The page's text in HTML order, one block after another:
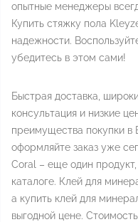
опытные менеджеры
Купить стяжку пола
надежности.
убедитесь в этом сами!
Быстрая доставка,
консультация и низкие
преимущества покупки в
оформляйте заказ уже
Coral – еще один
каталоге. Клей для
а купить клей для
выгодной цене.